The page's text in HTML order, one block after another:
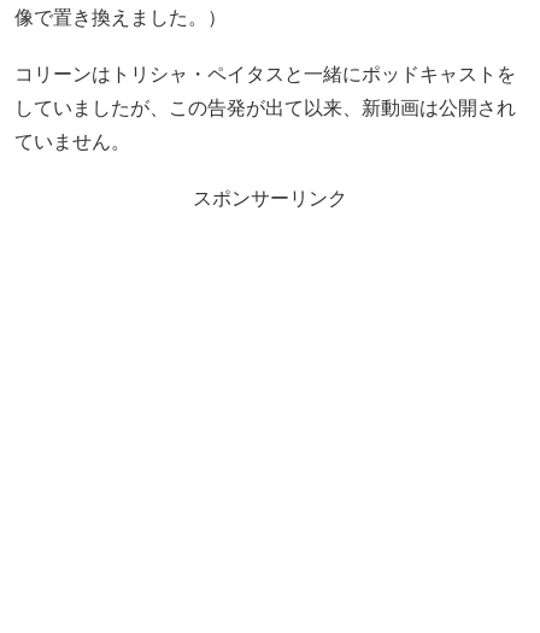
像で置き換えました。）
コリーンはトリシャ・ペイタスと一緒にポッドキャストを
していましたが、この告発が出て以来、新動画は公開され
ていません。
スポンサーリンク